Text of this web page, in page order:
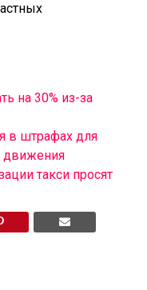
на 30% из-за
в штрафах для
движения
такси просят